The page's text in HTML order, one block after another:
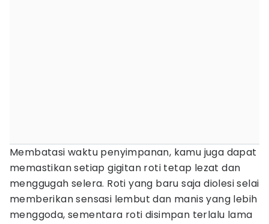
Membatasi waktu penyimpanan, kamu juga dapat
memastikan setiap gigitan roti tetap lezat dan
menggugah selera. Roti yang baru saja diolesi selai
memberikan sensasi lembut dan manis yang lebih
menggoda, sementara roti disimpan terlalu lama